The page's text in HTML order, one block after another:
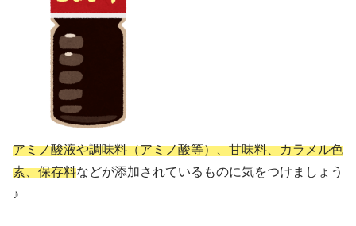
アミノ酸液や調味料（アミノ酸等）、甘味料、カラメル色
素、保存料などが添加されているものに気をつけましょう
♪